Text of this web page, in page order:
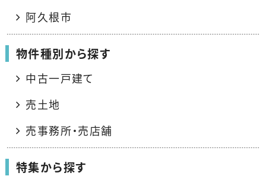
阿久根市
物件種別から探す
中古一戸建て
売土地
売事務所・売店舗
特集から探す